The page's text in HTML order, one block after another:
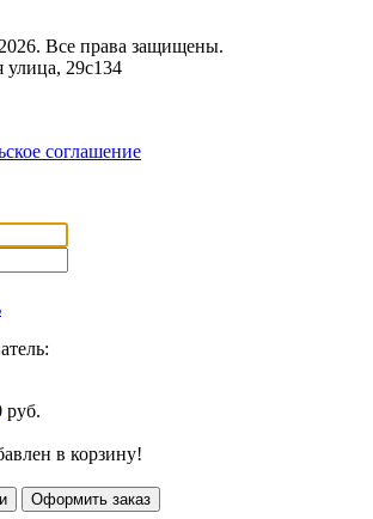
Все права защищены.
улица, 29с134
соглашение
руб.
в корзину!
Оформить заказ